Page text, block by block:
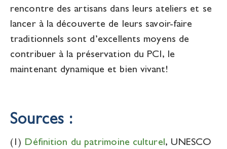
rencontre des artisans dans leurs ateliers et se
lancer à la découverte de leurs savoir-faire
traditionnels sont d’excellents moyens de
contribuer à la préservation du PCI, le
maintenant dynamique et bien vivant!
Sources :
(1) Définition du patrimoine culturel, UNESCO